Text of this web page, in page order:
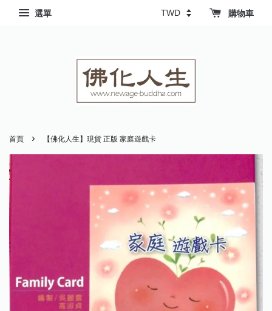
選單 購物車
首頁 › 【佛化人生】現貨 正版 家庭遊戲卡